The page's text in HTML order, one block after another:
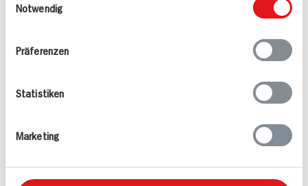
bereitgestellt haben oder die sie im Rahmen
Notwendig
Präferenzen
Statistiken
Marketing
622 kcal p. Portion
Mandel-Rotbarsch
725 kcal p. Portion